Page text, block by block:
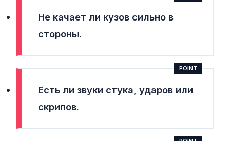
Не качает ли кузов сильно в
стороны.
Есть ли звуки стука, ударов или
скрипов.